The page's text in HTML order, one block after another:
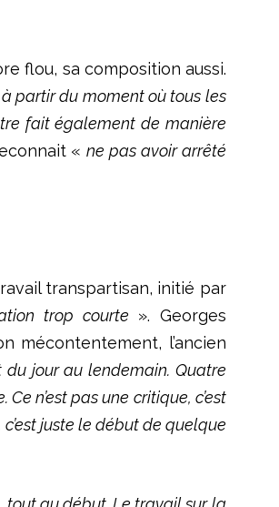
flou, sa composition aussi.
à partir du moment où tous les
fait également de manière
«ne pas avoir arrêté
transpartisan, initié par
trop courte ». Georges
mécontentement, l’ancien
du jour au lendemain. Quatre
n’est pas une critique, c’est
juste le début de quelque